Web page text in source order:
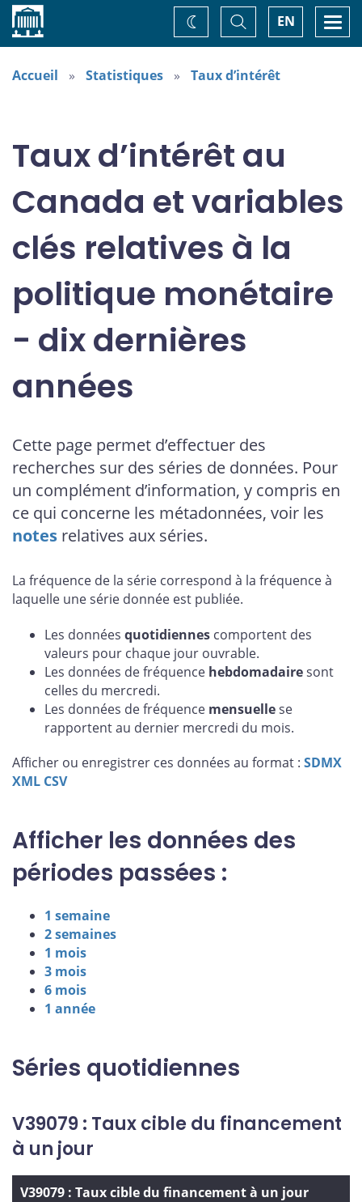
Accueil EN
Basculer
la
recherche
Changez
de
thème
Accueil Statistiques Taux d’intérêt
Taux d’intérêt au
Canada et variables
clés relatives à la
politique monétaire
- dix dernières
années
Cette page permet d’effectuer des
recherches sur des séries de données. Pour
un complément d’information, y compris en
ce qui concerne les métadonnées, voir les
notes relatives aux séries.
La fréquence de la série correspond à la fréquence à
laquelle une série donnée est publiée.
Les données quotidiennes comportent des
valeurs pour chaque jour ouvrable.
Les données de fréquence hebdomadairesont
celles du mercredi.
Les données de fréquence mensuellese
rapportent au dernier mercredi du mois.
Afficher ou enregistrer ces données au format : SDMX
XML CSV
Afficher les données des
périodes passées :
1 semaine
2 semaines
1 mois
3 mois
6 mois
1 année
Séries quotidiennes
V39079 : Taux cible du financement
à un jour
V39079 : Taux cible du financement à un jour